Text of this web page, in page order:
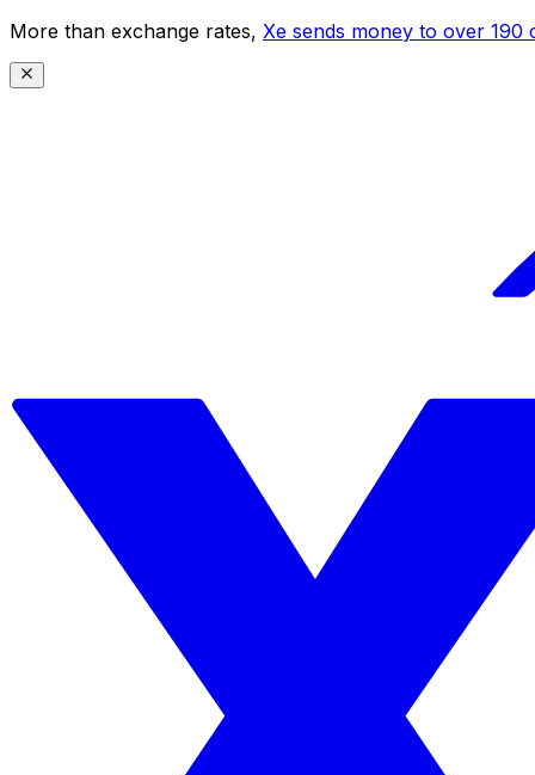
More than exchange rates, Xe sends money to over 190